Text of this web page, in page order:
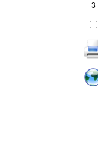
3